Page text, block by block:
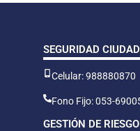
SEGURIDAD
Celular: 988880870
Fono Fijo: 053-
GESTIÓN DE